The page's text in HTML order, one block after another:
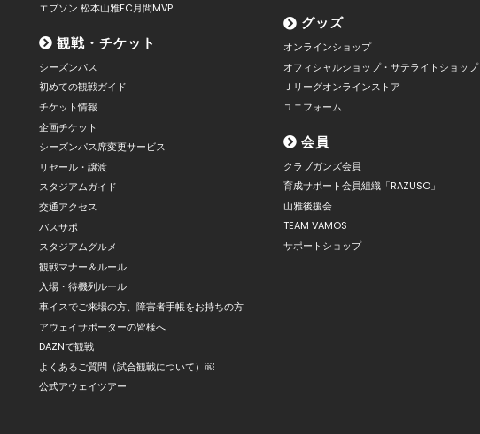
エプソン 松本山雅FC月間MVP
観戦・チケット
シーズンパス
初めての観戦ガイド
チケット情報
企画チケット
シーズンパス席変更サービス
リセール・譲渡
スタジアムガイド
交通アクセス
バスサポ
スタジアムグルメ
観戦マナー＆ルール
入場・待機列ルール
車イスでご来場の方、障害者手帳をお持ちの方
アウェイサポーターの皆様へ
DAZNで観戦
よくあるご質問（試合観戦について）￼
公式アウェイツアー
グッズ
オンラインショップ
オフィシャルショップ・サテライトショップ
Ｊリーグオンラインストア
ユニフォーム
会員
クラブガンズ会員
育成サポート会員組織「RAZUSO」
山雅後援会
TEAM VAMOS
サポートショップ